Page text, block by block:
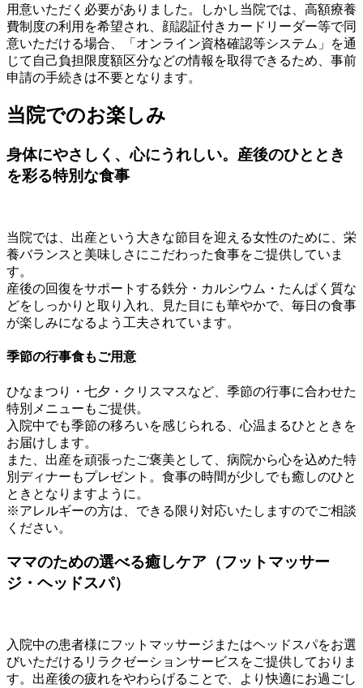
用意いただく必要がありました。しかし当院では、高額療養
費制度の利用を希望され、顔認証付きカードリーダー等で同
意いただける場合、「オンライン資格確認等システム」を通
じて自己負担限度額区分などの情報を取得できるため、事前
申請の手続きは不要となります。
当院でのお楽しみ
身体にやさしく、心にうれしい。産後のひととき
を彩る特別な食事
当院では、出産という大きな節目を迎える女性のために、栄
養バランスと美味しさにこだわった食事をご提供していま
す。
産後の回復をサポートする鉄分・カルシウム・たんぱく質な
どをしっかりと取り入れ、見た目にも華やかで、毎日の食事
が楽しみになるよう工夫されています。
季節の行事食もご用意
ひなまつり・七夕・クリスマスなど、季節の行事に合わせた
特別メニューもご提供。
入院中でも季節の移ろいを感じられる、心温まるひとときを
お届けします。
また、出産を頑張ったご褒美として、病院から心を込めた特
別ディナーもプレゼント。食事の時間が少しでも癒しのひと
ときとなりますように。
※アレルギーの方は、できる限り対応いたしますのでご相談
ください。
ママのための選べる癒しケア（フットマッサー
ジ・ヘッドスパ）
入院中の患者様にフットマッサージまたはヘッドスパをお選
びいただけるリラクゼーションサービスをご提供しておりま
す。出産後の疲れをやわらげることで、より快適にお過ごし